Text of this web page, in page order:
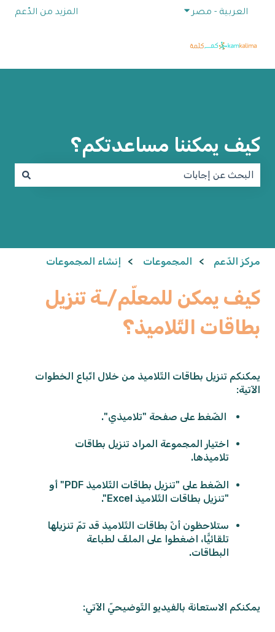
العربية - مصر إظهار القائمة الفرعية للترجماتالمزيد من الدّعم
كيف يمكننا مساعدتكم؟
مركز الدّعم المجموعات إنشاء المجموعات
كيف يمكن للمعلّم/ـة تنزيل
بطاقات التّلاميذ؟
يمكنكم تنزيل بطاقات التّلاميذ من خلال اتّباع الخطوات
الآتية:
الضّغط على صفحة "تلاميذي".
اختيار المجموعة المراد تنزيل بطاقات
تلاميذها.
الضّغط على "تنزيل بطاقات التّلاميذ PDF" أو
"تنزيل بطاقات التّلاميذ Excel".
ستلاحظون أنّ بطاقات التّلاميذ قد تمّ تنزيلها
تلقائيًّا، اضغطوا على الملفّ لطباعة
البطاقات.
يمكنكم الاستعانة بالفيديو التّوضيحيّ الآتي: